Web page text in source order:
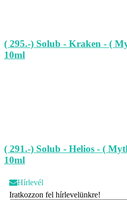
( 295.-) Solub - Kraken - (
10ml
( 291.-) Solub - Helios - (
10ml
Hírlevél
Iratkozzon fel hírlevelünkre!